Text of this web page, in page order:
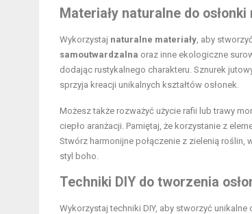
Materiały naturalne do
Wykorzystaj naturalne materiały , aby
samoutwardzalna oraz inne ekologiczne
dodając rustykalnego charakteru. Sznurek
sprzyja kreacji unikalnych kształtów osłonek.
Możesz także rozważyć użycie rafii lub trawy
ciepło aranżacji. Pamiętaj, że korzystanie z
Stwórz harmonijne połączenie z zielenią
styl boho.
Techniki DIY do tworzenia
Wykorzystaj techniki DIY, aby stworzyć